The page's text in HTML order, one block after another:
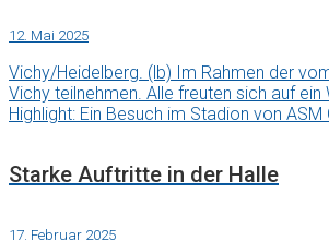
12. Mai 2025
Vichy/Heidelberg. (lb) Im Rahmen der
Vichy teilnehmen. Alle freuten sich auf
Highlight: Ein Besuch im Stadion von
Starke Auftritte in der Halle
17. Februar 2025